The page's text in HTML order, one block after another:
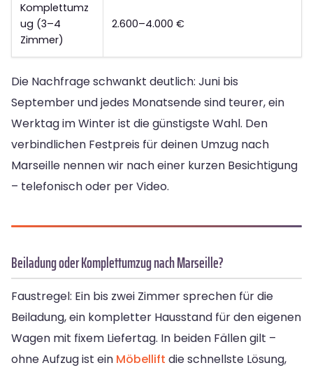
Komplettumz
ug (3–4
Zimmer)
2.600–4.000 €
Die Nachfrage schwankt deutlich: Juni bis
September und jedes Monatsende sind teurer, ein
Werktag im Winter ist die günstigste Wahl. Den
verbindlichen Festpreis für deinen Umzug nach
Marseille nennen wir nach einer kurzen Besichtigung
– telefonisch oder per Video.
Beiladung oder Komplettumzug nach Marseille?
Faustregel: Ein bis zwei Zimmer sprechen für die
Beiladung, ein kompletter Hausstand für den eigenen
Wagen mit fixem Liefertag. In beiden Fällen gilt –
ohne Aufzug ist ein Möbellift die schnellste Lösung,